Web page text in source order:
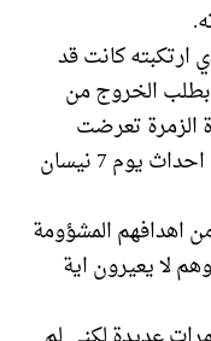
ارتكبته كانت قد
بطلب الخروج من
الزمرة تعرضت
للاصابة باطلاقة نارية في ساقي خلال احداث يوم 7 نيسان
من اهدافهم المشؤومة
لا يعيرون اية